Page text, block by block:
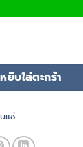
ชิ้น
หยิบใส่ตะกร้า
แช่